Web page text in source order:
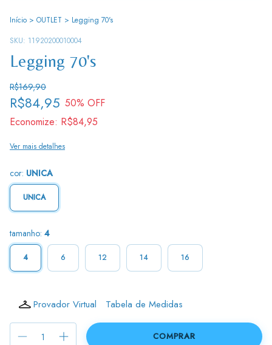
Início > OUTLET > Legging 70's
SKU: 11920200010004
Legging 70's
R$169,90
R$84,95 50% OFF
Economize: R$84,95
Ver mais detalhes
cor: UNICA
UNICA
tamanho: 4
4 6 12 14 16
Provador Virtual Tabela de Medidas